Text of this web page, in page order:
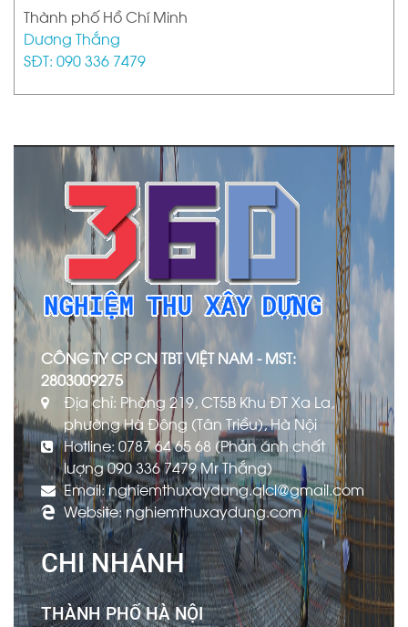
Thành phố Hồ Chí Minh
Dương Thắng
SĐT: 090 336 7479
CÔNG TY CP CN TBT VIỆT NAM - MST:
2803009275
Địa chỉ: Phòng 219, CT5B Khu ĐT Xa La,
phường Hà Đông (Tân Triều), Hà Nội
Hotline: 0787 64 65 68 (Phản ánh chất
lượng 090 336 7479 Mr Thắng)
Email: nghiemthuxaydung.qlcl@gmail.com
Website: nghiemthuxaydung.com
CHI NHÁNH
THÀNH PHỐ HÀ NỘI